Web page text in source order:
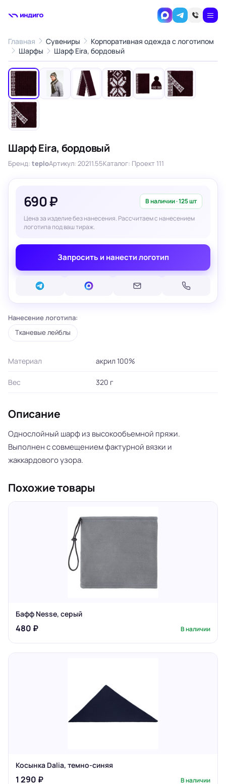
Главная Сувениры
Корпоративная одежда с логотипом
Шарфы
Шарф Eira, бордовый
‹ ›
Шарф Eira, бордовый
Бренд: teploАртикул: 20211.55Каталог: Проект 111
690 ₽ В наличии · 125 шт
Цена за изделие без нанесения. Рассчитаем с нанесением
логотипа под ваш тираж.
Запросить и нанести логотип
Нанесение логотипа:
Тканевые лейблы
Материал акрил 100%
Вес 320 г
Описание
Однослойный шарф из высокообъемной пряжи.
Выполнен с совмещением фактурной вязки и
жаккардового узора.
Похожие товары
Бафф Nesse, серый
480 ₽ В наличии
Косынка Dalia, темно-синяя
1 290 ₽ В наличии